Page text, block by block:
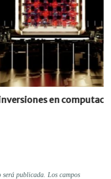
en computación
publicada. Los campos